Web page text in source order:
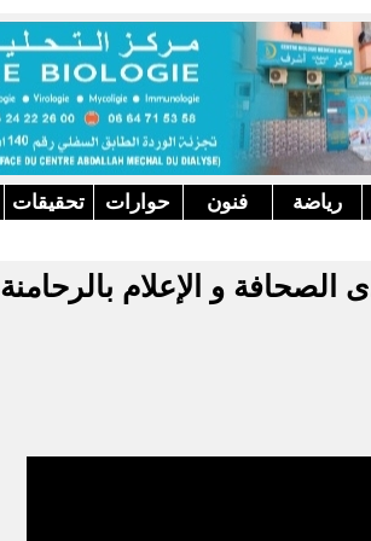
رياضة فنون حوارات تحقيقات
و الإعلام بالرحامنة